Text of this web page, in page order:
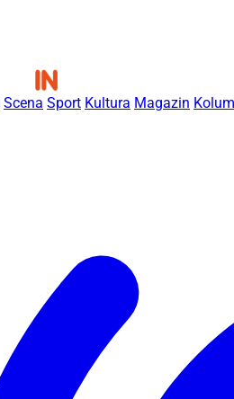
Scena Sport Kultura Magazin